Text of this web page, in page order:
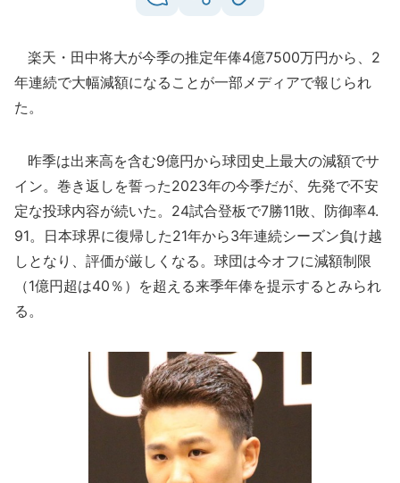
楽天・田中将大が今季の推定年俸4億7500万円から、2
年連続で大幅減額になることが一部メディアで報じられ
た。
昨季は出来高を含む9億円から球団史上最大の減額でサ
イン。巻き返しを誓った2023年の今季だが、先発で不安
定な投球内容が続いた。24試合登板で7勝11敗、防御率4.
91。日本球界に復帰した21年から3年連続シーズン負け越
しとなり、評価が厳しくなる。球団は今オフに減額制限
（1億円超は40％）を超える来季年俸を提示するとみられ
る。